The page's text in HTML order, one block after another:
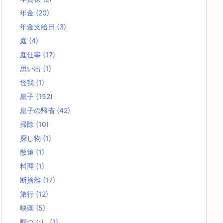
年金 (20)
年金支給日 (3)
庭 (4)
庭仕事 (17)
思い出 (1)
怪我 (1)
息子 (152)
息子の帰省 (42)
掃除 (10)
探し物 (1)
散策 (1)
料理 (1)
断捨離 (17)
旅行 (12)
映画 (5)